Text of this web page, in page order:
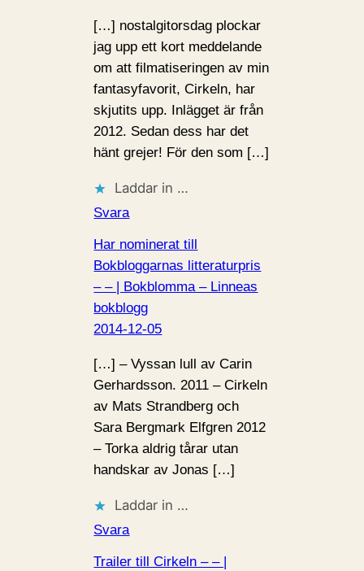
[…] nostalgitorsdag plockar
jag upp ett kort meddelande
om att filmatiseringen av min
fantasyfavorit, Cirkeln, har
skjutits upp. Inlägget är från
2012. Sedan dess har det
hänt grejer! För den som […]
Laddar in …
Svara
Har nominerat till
Bokbloggarnas litteraturpris
– – | Bokblomma – Linneas
bokblogg
2014-12-05
[…] – Vyssan lull av Carin
Gerhardsson. 2011 – Cirkeln
av Mats Strandberg och
Sara Bergmark Elfgren 2012
– Torka aldrig tårar utan
handskar av Jonas […]
Laddar in …
Svara
Trailer till Cirkeln – – |